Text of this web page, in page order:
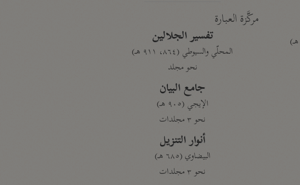
مركَّزة العبارة
تفسير الجلالين
المحلّي والسيوطي (٨٦٤، ٩١١ هـ)
نحو مجلد
جامع البيان
الإيجي (٩٠٥ هـ)
نحو ٣ مجلدات
أنوار التنزيل
البيضاوي (٦٨٥ هـ)
نحو ٣ مجلدات